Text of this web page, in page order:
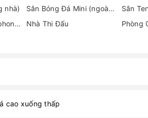
nhà) Sân Bóng Đá Mini (ngoài trời) Sân
Sân Bóng Chuyền (phong trào) Nhà Thi Đấu
cao xuống thấp